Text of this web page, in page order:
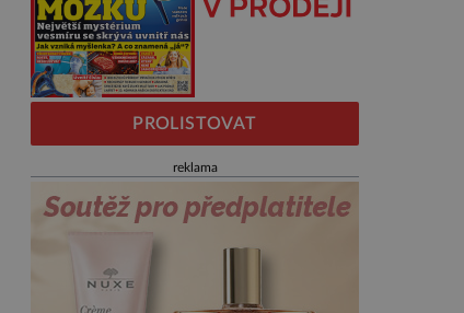
PROLISTOVAT
reklama